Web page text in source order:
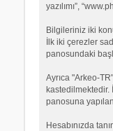
yazılımı”,
Bilgileriniz iki
İlk iki çerezler
panosundaki
Ayrıca "Arkeo-
kastedilmektedir.
panosuna
Hesabınızda